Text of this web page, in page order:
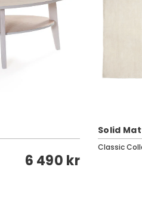
6 490 kr
Solid
Classic